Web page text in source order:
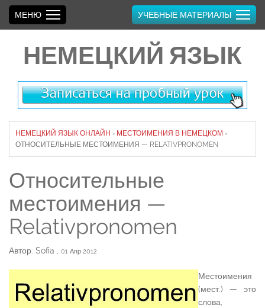
НЕМЕЦКИЙ ЯЗЫК
МЕНЮ УЧЕБНЫЕ МАТЕРИАЛЫ
НЕМЕЦКИЙ ЯЗЫК ОНЛАЙН › МЕСТОИМЕНИЯ В НЕМЕЦКОМ ›
ОТНОСИТЕЛЬНЫЕ МЕСТОИМЕНИЯ — RELATIVPRONOMEN
Относительные
местоимения —
Relativpronomen
Автор: Sofia , 01 Апр 2012
Местоимения
(мест.) — это
слова,